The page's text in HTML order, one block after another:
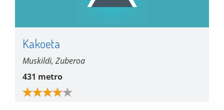
Kakoeta
Muskildi, Zuberoa
431 metro